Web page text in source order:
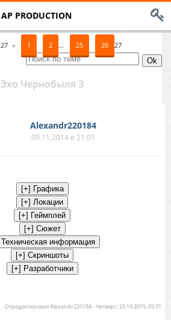
AP PRODUCTION
27 « 1 2 … 25 26 27
Эхо Чернобыля 3
Alexandr220184
09.11.2014 в 21:01
ОтредактировалAlexandr220184-Четверг, 29.10.2015, 05:31